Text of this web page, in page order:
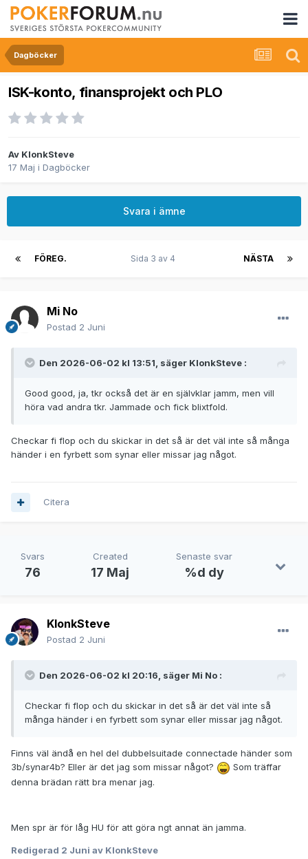
Dagböcker
ISK-konto, finansprojekt och PLO
Av KlonkSteve
17 Maj i Dagböcker
Svara i ämne
FÖREG. NÄSTA
Sida 3 av 4
Mi No
Postad 2 Juni
Den 2026-06-02 kl 13:51, säger KlonkSteve :
Good good, ja, tkr också det är en självklar jamm, men vill
höra vad andra tkr. Jammade och fick blixtfold.
Checkar fi flop och du skickar in det så är det väl inte så många
händer i en fyrbett som synar eller missar jag något.
Citera
Svars
76
Created
17 Maj
Senaste svar
%d dy
KlonkSteve
Postad 2 Juni
Den 2026-06-02 kl 20:16, säger Mi No :
Checkar fi flop och du skickar in det så är det väl inte så
många händer i en fyrbett som synar eller missar jag något.
Finns väl ändå en hel del dubbelsuitade connectade händer som
3b/synar4b? Eller är det jag som missar något?
Som träffar
denna brädan rätt bra menar jag.
Men spr är för låg HU för att göra ngt annat än jamma.
Redigerad 2 Juni av KlonkSteve